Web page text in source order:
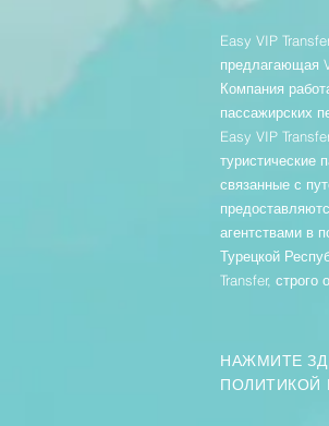
Easy VIP
предлагающая
Компания
пассажирских
Easy VIP
туристические
связанные с
агентствами в
Турецкой
Transfer, строго
НАЖМИТЕ
ПОЛИТИКОЙ